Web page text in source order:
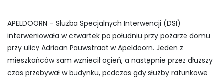
APELDOORN – Służba Specjalnych Interwencji (DSI)
interweniowała w czwartek po południu przy pożarze domu
przy ulicy Adriaan Pauwstraat w Apeldoorn. Jeden z
mieszkańców sam wzniecił ogień, a następnie przez dłuższy
czas przebywał w budynku, podczas gdy służby ratunkowe